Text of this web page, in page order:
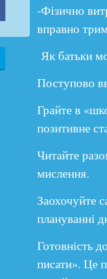
-Фізично
вправно
Як батьки
Поступово
Грайте в
позитивне
Читайте
мислення.
Заохочуйте
плануванні
Готовність
писати». Це